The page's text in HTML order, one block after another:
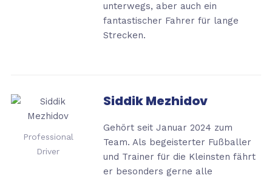
unterwegs, aber auch ein
fantastischer Fahrer für lange
Strecken.
Professional
Driver
Siddik Mezhidov
Gehört seit Januar 2024 zum
Team. Als begeisterter Fußballer
und Trainer für die Kleinsten fährt
er besonders gerne alle